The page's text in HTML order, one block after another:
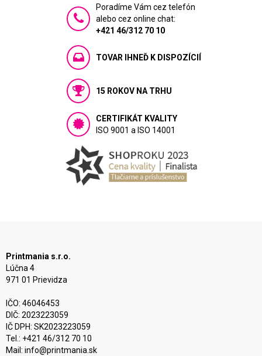
Poradíme Vám cez telefón
alebo cez online chat:
+421 46/312 70 10
TOVAR IHNEĎ K DISPOZÍCIÍ
15 ROKOV NA TRHU
CERTIFIKÁT KVALITY
ISO 9001 a ISO 14001
Printmania s.r.o.
Lúčna 4
971 01 Prievidza
IČO: 46046453
DIČ: 2023223059
IČ DPH: SK2023223059
Tel.: +421 46/312 70 10
Mail: info@printmania.sk